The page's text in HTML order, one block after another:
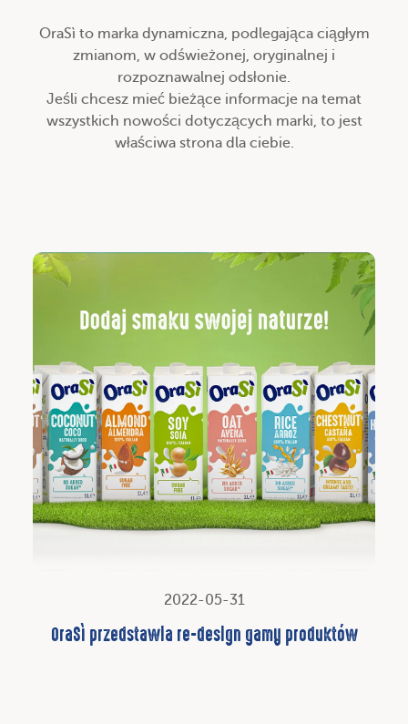
OraSì to marka dynamiczna, podlegająca ciągłym
zmianom, w odświeżonej, oryginalnej i
rozpoznawalnej odsłonie.
Jeśli chcesz mieć bieżące informacje na temat
wszystkich nowości dotyczących marki, to jest
właściwa strona dla ciebie.
2022-05-31
OraSì przedstawia re-design gamy produktów